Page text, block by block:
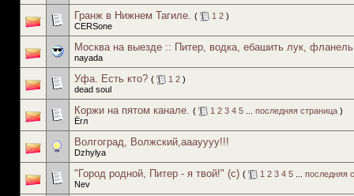
Гранж в Нижнем Тагиле. ( 1 2 )
CERSone
Москва на выезде :: Питер, водка, ебашить лук, фланель
nayada
Уфа. Есть кто? ( 1 2 )
dead soul
Коржи на пятом канале. ( 1 2 3 4 5 последняя страница )
Ёгл
Волгоград, Волжский,ааауууу!!!
Dzhylya
"Город родной, Питер - я твой!" (с) ( 1 2 3 4 5
последняя
Nev